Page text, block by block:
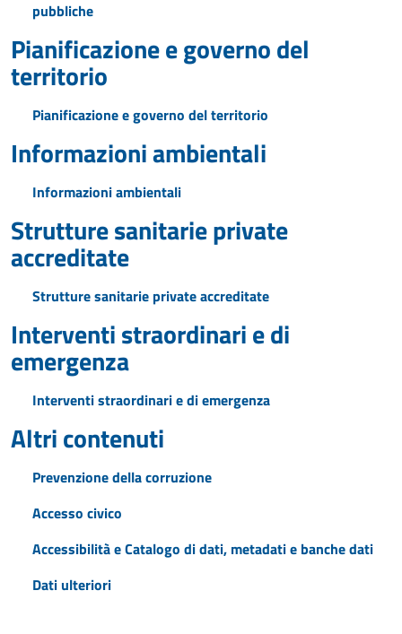
pubbliche
Pianificazione e governo del
territorio
Pianificazione e governo del territorio
Informazioni ambientali
Informazioni ambientali
Strutture sanitarie private
accreditate
Strutture sanitarie private accreditate
Interventi straordinari e di
emergenza
Interventi straordinari e di emergenza
Altri contenuti
Prevenzione della corruzione
Accesso civico
Accessibilità e Catalogo di dati, metadati e banche dati
Dati ulteriori